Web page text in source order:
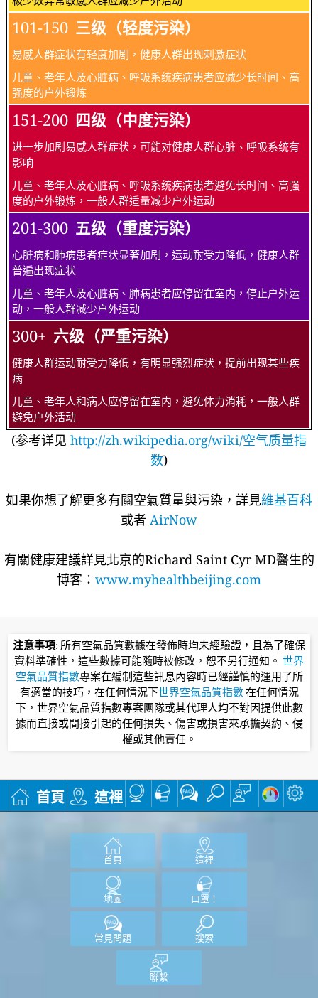
101-150 三级（轻度污染）
易感人群症状有轻度加剧，健康人群出现刺激症状
儿童、老年人及心脏病、呼吸系统疾病患者应减少长时间、高
强度的户外锻炼
151-200 四级（中度污染）
进一步加剧易感人群症状，可能对健康人群心脏、呼吸系统有
影响
儿童、老年人及心脏病、呼吸系统疾病患者避免长时间、高强
度的户外锻炼，一般人群适量减少户外运动
201-300 五级（重度污染）
心脏病和肺病患者症状显著加剧，运动耐受力降低，健康人群
普遍出现症状
儿童、老年人及心脏病、肺病患者应停留在室内，停止户外运
动，一般人群减少户外运动
300+ 六级（严重污染）
健康人群运动耐受力降低，有明显强烈症状，提前出现某些疾
病
儿童、老年人和病人应停留在室内，避免体力消耗，一般人群
避免户外活动
(参考详见 http://zh.wikipedia.org/wiki/空气质量指
数)
如果你想了解更多有關空氣質量與污染，詳見維基百科
或者 AirNow
有關健康建議詳​​見北京的Richard Saint Cyr MD醫生的
博客： www.myhealthbeijing.com
注意事項: 所有空氣品質數據在發佈時均未經驗證，且為了確保
資料準確性，這些數據可能隨時被修改，恕不另行通知。 世界
空氣品質指數專案在編制這些訊息內容時已經謹慎的運用了所
有適當的技巧，在任何情況下世界空氣品質指數在任何情況
下，世界空氣品質指數專案團隊或其代理人均不對因提供此數
據而直接或間接引起的任何損失、傷害或損害來承擔契約、侵
權或其他責任。
首頁 這裡
首頁 這裡
地圖 口罩！
常見問題 搜索
聯繫